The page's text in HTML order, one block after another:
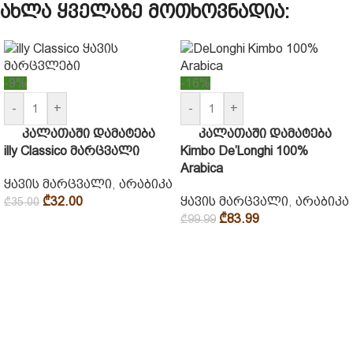
ახლა ყველაზე მოთხოვნადია:
-9%
-
+
კალათაში დამატება
illy Classico მარცვალი
ყავის მარცვალი, არაბიკა
₾35.00 ₾32.00
-16%
-
+
კალათაში დამატება
Kimbo De’Longhi 100%
Arabica
ყავის მარცვალი, არაბიკა
₾99.99 ₾83.99